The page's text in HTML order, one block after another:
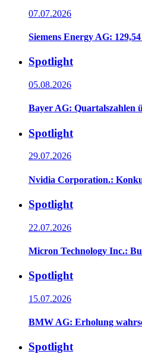
07.07.2026
Siemens Energy AG:
Spotlight
05.08.2026
Bayer AG: Quartalszahlen
Spotlight
29.07.2026
Nvidia Corporation.:
Spotlight
22.07.2026
Micron Technology Inc.:
Spotlight
15.07.2026
BMW AG: Erholung
Spotlight